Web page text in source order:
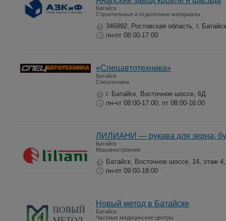
Батайск
Строительные и отделочные материалы
346892, Ростовская область, г.
пн-пт 08:00-17:00
«Спецавтотехника»
Батайск
Спецтехника
г. Батайск, Восточное шоссе, 6Д
пн-чт 08:00-17:00; пт 08:00-16:00
ЛИЛИАНИ — рукава для зерна,
Батайск
Машиностроение
Батайск, Восточное шоссе, 14, этаж
пн-пт 09:00-18:00
Новый метод в Батайске
Батайск
Частные медицинские центры